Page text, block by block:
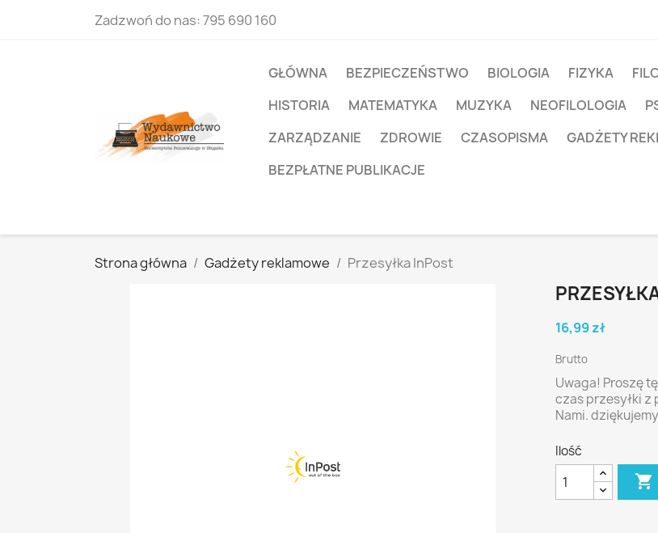
Zadzwoń do nas:795 690 160
GŁÓWNA BEZPIECZEŃSTWO BIOLOGIA FIZYKA
HISTORIA
MATEMATYKA MUZYKA NEOFILOLOGIA
ZARZĄDZANIE
ZDROWIE CZASOPISMA GADŻETY
BEZPŁATNE PUBLIKACJE
Strona główna Gadżety reklamowe Przesyłka InPost
16,99 zł
Brutto
Uwaga! Proszę
czas przesyłki z
Nami.
Ilość
